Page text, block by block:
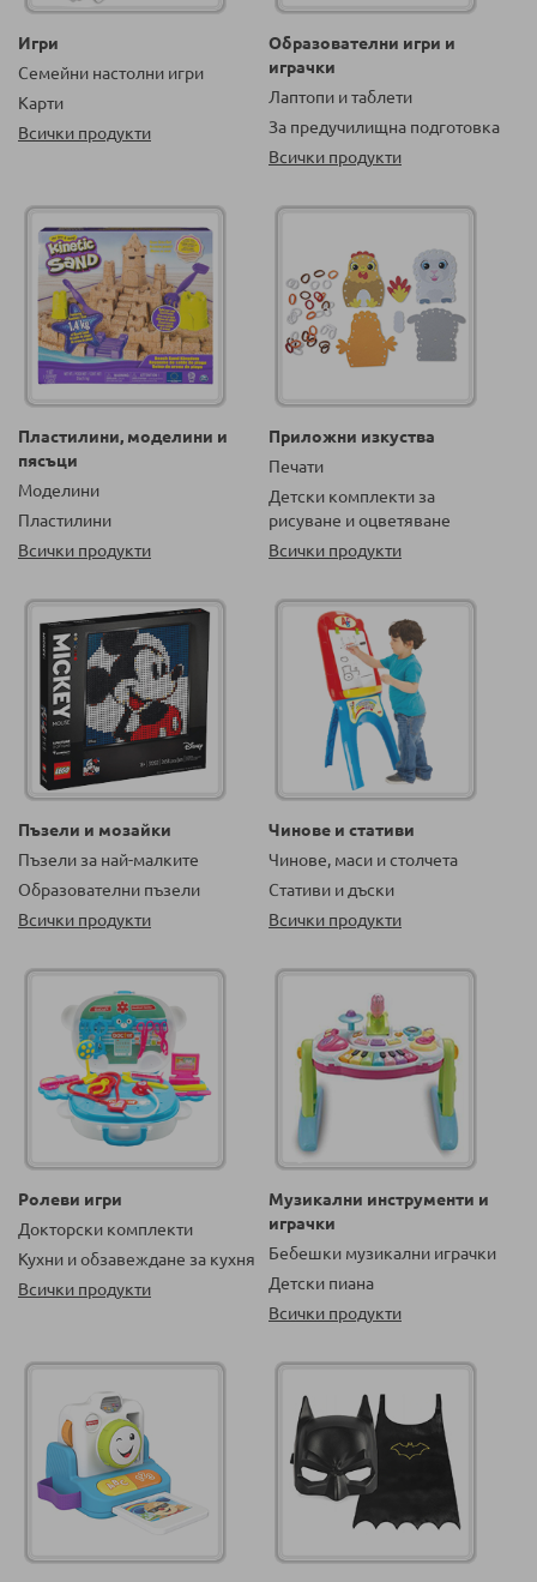
Игри
Семейни настолни игри
Карти
Всички продукти
Образователни игри и
играчки
Лаптопи и таблети
За предучилищна подготовка
Всички продукти
Пластилини, моделини и
пясъци
Моделини
Пластилини
Всички продукти
Приложни изкуства
Печати
Детски комплекти за
рисуване и оцветяване
Всички продукти
Пъзели и мозайки
Пъзели за най-малките
Образователни пъзели
Всички продукти
Чинове и стативи
Чинове, маси и столчета
Стативи и дъски
Всички продукти
Ролеви игри
Докторски комплекти
Кухни и обзавеждане за кухня
Всички продукти
Музикални инструменти и
играчки
Бебешки музикални играчки
Детски пиана
Всички продукти